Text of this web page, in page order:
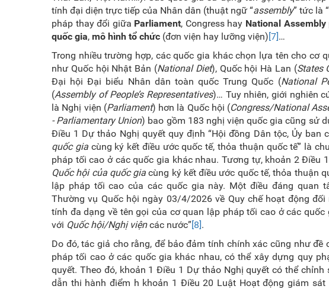
tính đại diện trực tiếp của Nhân dân (thuật ngữ “assembly” tức là
pháp thay đổi giữa Parliament, Congress hay National Assembly
quốc gia, mô hình tổ chức (đơn viện hay lưỡng viện)[7]…
Trong nhiều trường hợp, các quốc gia khác chọn lựa tên cho cơ
như Quốc hội Nhật Bản (National Diet), Quốc hội Hà Lan (States
Đại hội Đại biểu Nhân dân toàn quốc Trung Quốc (National
(Assembly of People’s Representatives)… Tuy nhiên, giới nghiên
là Nghị viện (Parliament) hơn là Quốc hội (Congress/National
- Parliamentary Union) bao gồm 183 nghị viện quốc gia cũng sử
Điều 1 Dự thảo Nghị quyết quy định “Hội đồng Dân tộc, Ủy ban
quốc giacùng ký kết điều ước quốc tế, thỏa thuận quốc tế” là
pháp tối cao ở các quốc gia khác nhau. Tương tự, khoản 2 Điều
Quốc hội của quốc gia cùng ký kết điều ước quốc tế, thỏa thuận
lập pháp tối cao của các quốc gia này. Một điều đáng quan
Thường vụ Quốc hội ngày 03/4/2026 về Quy chế hoạt động
tính đa dạng về tên gọi của cơ quan lập pháp tối cao ở các
với Quốc hội/Nghị việncác nước”[8].
Do đó, tác giả cho rằng, để bảo đảm tính chính xác cũng như
pháp tối cao ở các quốc gia khác nhau, có thể xây dựng quy
quyết. Theo đó, khoản 1 Điều 1 Dự thảo Nghị quyết có thể
dẫn thi hành điểm h khoản 1 Điều 20 Luật Hoạt động giám